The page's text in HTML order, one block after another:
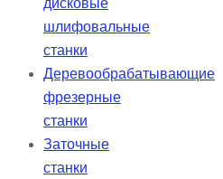
дисковые
шлифовальные
станки
Деревообрабатывающие
фрезерные
станки
Заточные
станки